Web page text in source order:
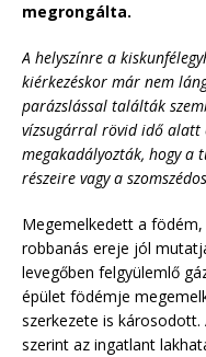
megrongálta.
A helyszínre a
kiérkezéskor már nem
parázslással találták
vízsugárral rövid idő alatt
megakadályozták, hogy a
részeire vagy a
Megemelkedett a
robbanás ereje jól
levegőben felgyülemlő
épület födémje
szerkezete is
szerint az ingatlant